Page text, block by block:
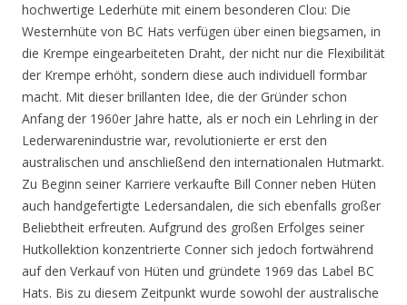
hochwertige Lederhüte mit einem besonderen Clou: Die
Westernhüte von BC Hats verfügen über einen biegsamen, in
die Krempe eingearbeiteten Draht, der nicht nur die Flexibilität
der Krempe erhöht, sondern diese auch individuell formbar
macht. Mit dieser brillanten Idee, die der Gründer schon
Anfang der 1960er Jahre hatte, als er noch ein Lehrling in der
Lederwarenindustrie war, revolutionierte er erst den
australischen und anschließend den internationalen Hutmarkt.
Zu Beginn seiner Karriere verkaufte Bill Conner neben Hüten
auch handgefertigte Ledersandalen, die sich ebenfalls großer
Beliebtheit erfreuten. Aufgrund des großen Erfolges seiner
Hutkollektion konzentrierte Conner sich jedoch fortwährend
auf den Verkauf von Hüten und gründete 1969 das Label BC
Hats. Bis zu diesem Zeitpunkt wurde sowohl der australische